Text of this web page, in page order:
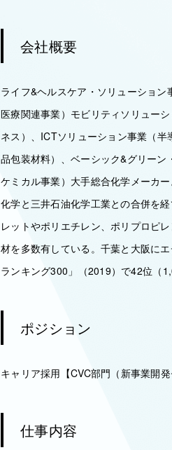
会社概要
ライフ&ヘルスケア・ソリューション
医療関連事業）モビリティソリュー
ネス）、ICTソリューション事業（
品包装材料）、ベーシック&グリー
ケミカル事業）大手総合化学メーカ
化学と三井石油化学工業との合併を
レットやポリエチレン、ポリプロピ
材を多数有している。千葉と大阪に
ランキング300」（2019）で42位（
ポジション
キャリア採用【CVC部門（新事業開発
仕事内容